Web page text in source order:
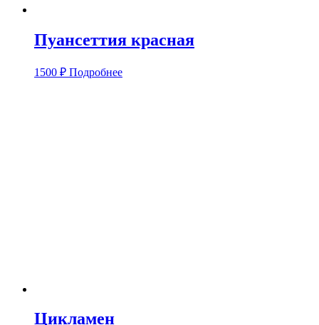
Пуансеттия красная
1500 ₽ Подробнее
Цикламен